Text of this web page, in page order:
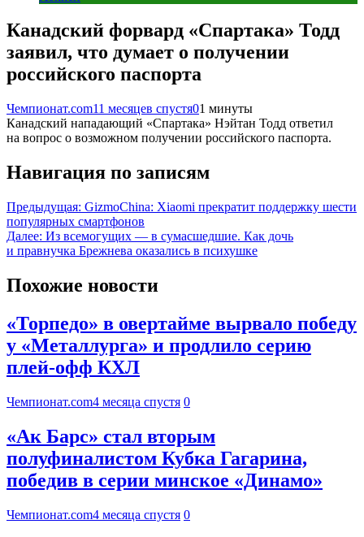
Канадский форвард «Спартака» Тодд
заявил, что думает о получении
российского паспорта
Чемпионат.com11 месяцев спустя01 минуты
Канадский нападающий «Спартака» Нэйтан Тодд ответил
на вопрос о возможном получении российского паспорта.
Навигация по записям
Предыдущая: GizmoChina: Xiaomi прекратит поддержку шести
популярных смартфонов
Далее: Из всемогущих — в сумасшедшие. Как дочь
и правнучка Брежнева оказались в психушке
Похожие новости
«Торпедо» в овертайме вырвало победу
у «Металлурга» и продлило серию
плей-офф КХЛ
Чемпионат.com4 месяца спустя 0
«Ак Барс» стал вторым
полуфиналистом Кубка Гагарина,
победив в серии минское «Динамо»
Чемпионат.com4 месяца спустя 0